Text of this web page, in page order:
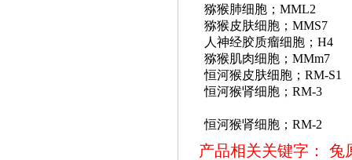
猕猴肺细胞； MML2
猕猴皮肤细胞； MMS7
人神经胶质瘤细胞； H4
猕猴肌肉细胞； MMm7
恒河猴皮肤细胞； RM-S1
恒河猴肾细胞； RM-3
恒河猴肾细胞； RM-2
产品相关关键字： 兔